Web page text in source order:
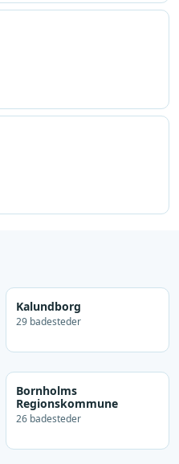
Kalundborg
29 badesteder
Bornholms
Regionskommune
26 badesteder